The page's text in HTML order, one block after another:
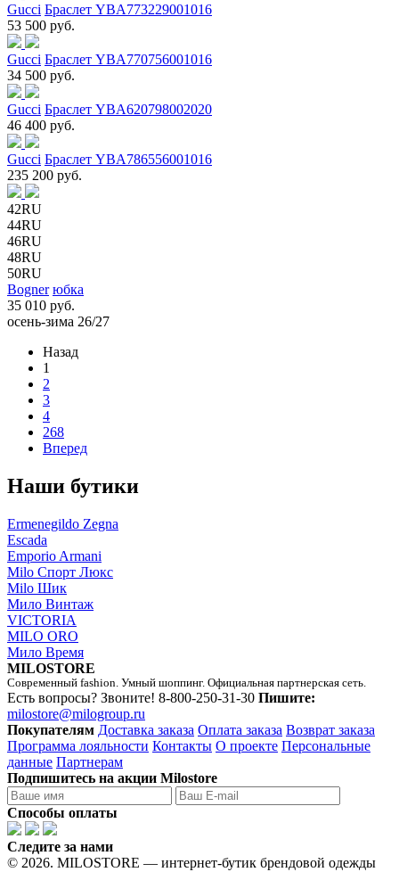
Gucci Браслет YBA773229001016
53 500 руб.
Gucci Браслет YBA770756001016
34 500 руб.
Gucci Браслет YBA620798002020
46 400 руб.
Gucci Браслет YBA786556001016
235 200 руб.
42RU
44RU
46RU
48RU
50RU
Bogner юбка
35 010 руб.
осень-зима 26/27
Назад
1
2
3
4
268
Вперед
Наши бутики
Ermenegildo Zegna
Escada
Emporio Armani
Milo Спорт Люкс
Milo Шик
Мило Винтаж
VICTORIA
MILO ORO
Мило Время
MILOSTORE
Современный fashion. Умный шоппинг. Официальная партнерская сеть.
Есть вопросы? Звоните! 8-800-250-31-30 Пишите:
milostore@milogroup.ru
Покупателям Доставка заказа Оплата заказа Возврат заказа
Программа лояльности Контакты О проекте Персональные
данные Партнерам
Подпишитесь на акции Milostore
Способы оплаты
Следите за нами
© 2026. MILOSTORE — интернет-бутик брендовой одежды